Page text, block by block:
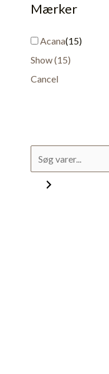
Mærker
Acana(15)
Show(15)
Cancel